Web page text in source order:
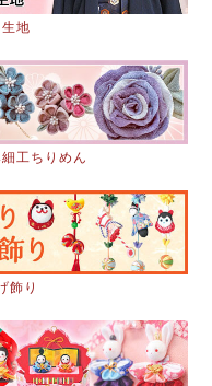
地
工ちりめん
飾り